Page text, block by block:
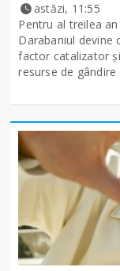
astăzi, 11:55
Pentru al treilea
Darabaniul devine
factor catalizator
resurse de gândire